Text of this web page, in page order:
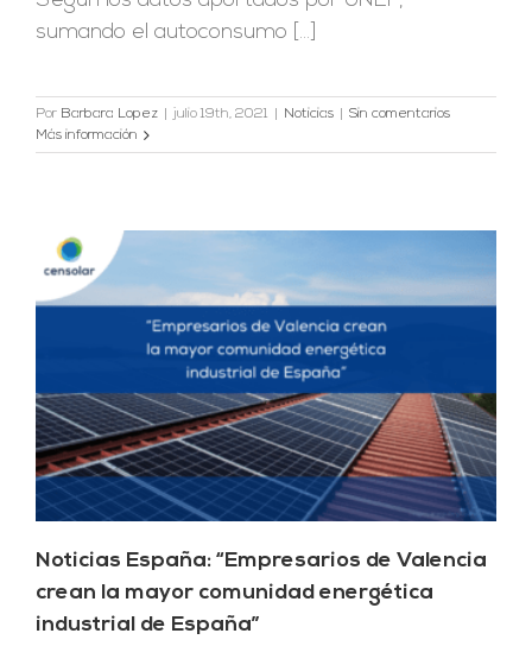
sumando el autoconsumo [...]
Por Barbara Lopez julio 19th, 2021 Noticias
Sin comentarios
Más información
Noticias España: “Empresarios de Valencia
crean la mayor comunidad energética
industrial de España”